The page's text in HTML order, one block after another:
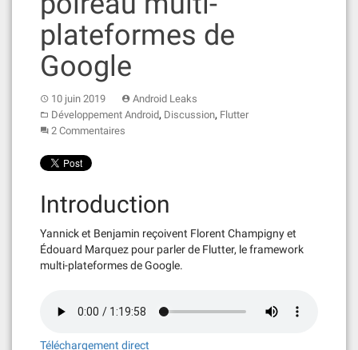
plateformes de
Google
10 juin 2019
Android Leaks
Développement Android, Discussion, Flutter
2 Commentaires
Introduction
Yannick et Benjamin reçoivent Florent Champigny et
Édouard Marquez pour parler de Flutter, le framework
multi-plateformes de Google.
Téléchargement direct